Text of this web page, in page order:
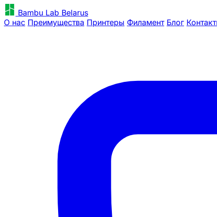
Bambu Lab Belarus
О нас Преимущества Принтеры Филамент Блог